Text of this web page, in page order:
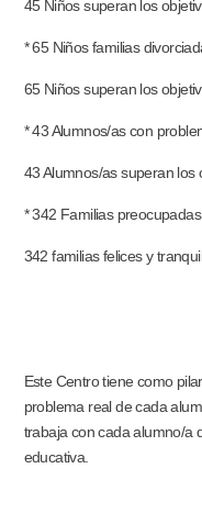
45 Niños superan los
* 65 Niños familias
65 Niños superan los
* 43 Alumnos/as con
43 Alumnos/as superan los
* 342 Familias
342 familias felices y
Este Centro tiene como
problema real de cada
trabaja con cada alumno/a
educativa.